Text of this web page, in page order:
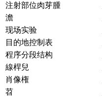
注射部位肉芽腫
澹
现场实验
目的地控制表
程序分段结构
線桿兒
肖像権
苕